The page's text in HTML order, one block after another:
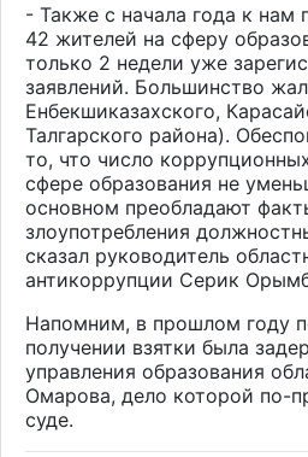
- Также с начала года к нам
42 жителей на сферу
только 2 недели уже
заявлений. Большинство
Енбекшиказахского,
Талгарского района).
то, что число
сфере образования не
основном преобладают
злоупотребления
сказал руководитель
антикоррупции Серик
Напомним, в прошлом году
получении взятки была
управления образования
Омарова, дело которой по-
суде.